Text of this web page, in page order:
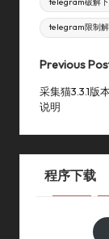
telegram限制
Post
Previous
采集猫3.3.1版
说明
程序下载